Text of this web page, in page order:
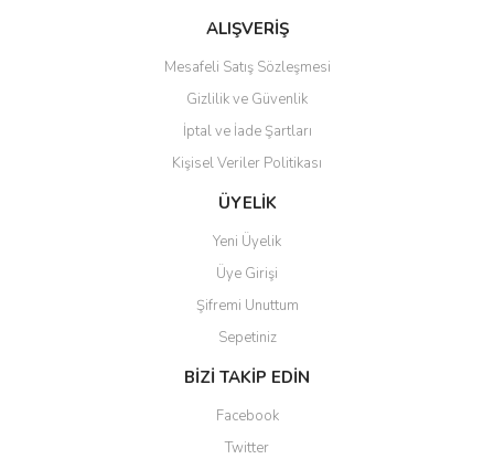
ALIŞVERİŞ
Mesafeli Satış Sözleşmesi
Gizlilik ve Güvenlik
İptal ve İade Şartları
Kişisel Veriler Politikası
ÜYELİK
Yeni Üyelik
Üye Girişi
Şifremi Unuttum
Sepetiniz
BİZİ TAKİP EDİN
Facebook
Twitter